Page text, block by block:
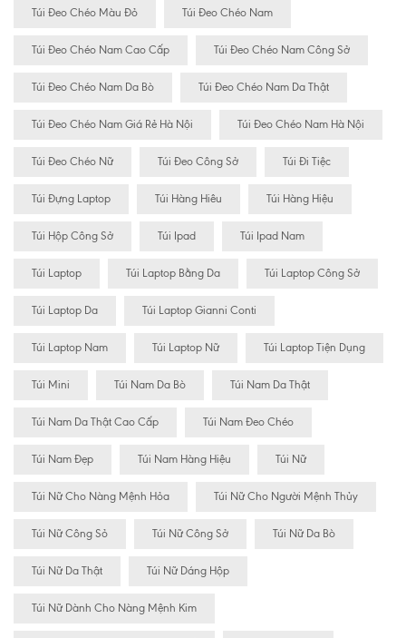
Túi Đeo Chéo Màu Đỏ Túi Đeo Chéo Nam
Túi Đeo Chéo Nam Cao Cấp Túi Đeo Chéo Nam Công Sở
Túi Đeo Chéo Nam Da Bò Túi Đeo Chéo Nam Da Thật
Túi Đeo Chéo Nam Giá Rẻ Hà Nội Túi Đeo Chéo Nam Hà Nội
Túi Đeo Chéo Nữ Túi Đeo Công Sở Túi Đi Tiệc
Túi Đựng Laptop Túi Hàng Hiêu Túi Hàng Hiệu
Túi Hộp Công Sở Túi Ipad Túi Ipad Nam
Túi Laptop Túi Laptop Bằng Da Túi Laptop Công Sở
Túi Laptop Da Túi Laptop Gianni Conti
Túi Laptop Nam Túi Laptop Nữ Túi Laptop Tiện Dụng
Túi Mini Túi Nam Da Bò Túi Nam Da Thật
Túi Nam Da Thật Cao Cấp Túi Nam Đeo Chéo
Túi Nam Đẹp Túi Nam Hàng Hiệu Túi Nữ
Túi Nữ Cho Nàng Mệnh Hỏa Túi Nữ Cho Người Mệnh Thủy
Túi Nữ Công Sỏ Túi Nữ Công Sở Túi Nữ Da Bò
Túi Nữ Da Thật Túi Nữ Dáng Hộp
Túi Nữ Dành Cho Nàng Mệnh Kim